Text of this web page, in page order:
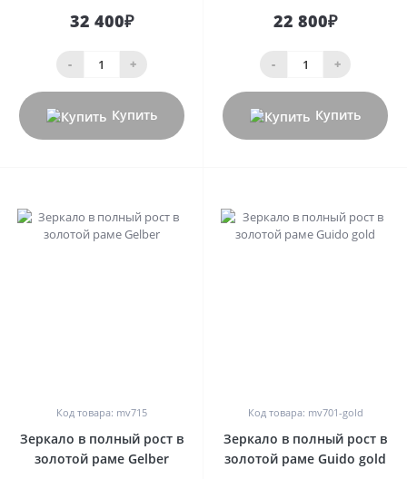
32 400₽
- +
Купить
22 800₽
- +
Купить
Код товара: mv715
Зеркало в полный рост в
золотой раме Gelber
Код товара: mv701-gold
Зеркало в полный рост в
золотой раме Guido gold